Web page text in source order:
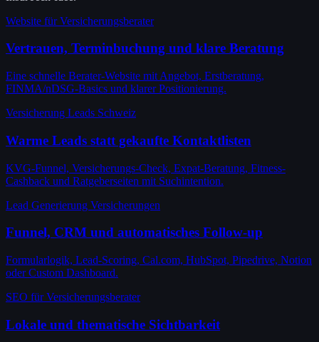
Website für Versicherungsberater
Vertrauen, Terminbuchung und klare Beratung
Eine schnelle Berater-Website mit Angebot, Erstberatung,
FINMA/nDSG-Basics und klarer Positionierung.
Versicherung Leads Schweiz
Warme Leads statt gekaufte Kontaktlisten
KVG-Funnel, Versicherungs-Check, Expat-Beratung, Fitness-
Cashback und Ratgeberseiten mit Suchintention.
Lead Generierung Versicherungen
Funnel, CRM und automatisches Follow-up
Formularlogik, Lead-Scoring, Cal.com, HubSpot, Pipedrive, Notion
oder Custom Dashboard.
SEO für Versicherungsberater
Lokale und thematische Sichtbarkeit